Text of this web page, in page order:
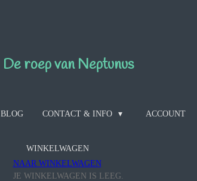
De roep van Neptunus
BLOG CONTACT & INFO ACCOUNT
WINKELWAGEN
NAAR WINKELWAGEN
JE WINKELWAGEN IS LEEG.